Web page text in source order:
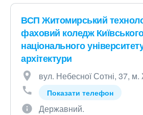
ВСП Житомирський
фаховий коледж
національного
архітектури
вул. Небесної Сотні, 37,
Показати телефон
Державний.